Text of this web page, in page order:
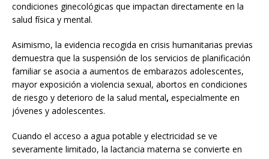
condiciones ginecológicas que impactan directamente en la
salud física y mental.
Asimismo, la evidencia recogida en crisis humanitarias previas
demuestra que la suspensión de los servicios de planificación
familiar se asocia a aumentos de embarazos adolescentes,
mayor exposición a violencia sexual, abortos en condiciones
de riesgo y deterioro de la salud mental, especialmente en
jóvenes y adolescentes.
Cuando el acceso a agua potable y electricidad se ve
severamente limitado, la lactancia materna se convierte en